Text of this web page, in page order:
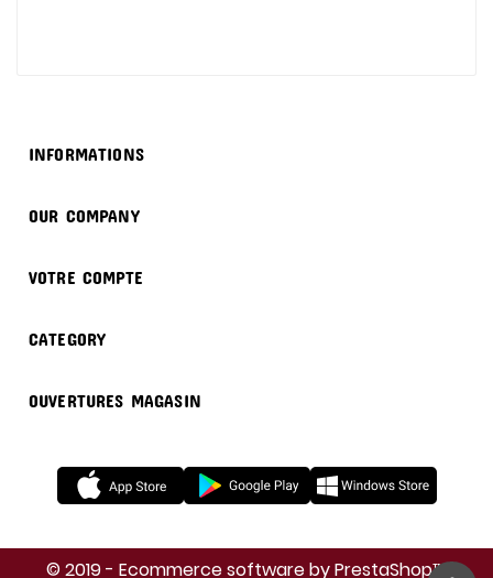
INFORMATIONS
OUR COMPANY
VOTRE COMPTE
CATEGORY
OUVERTURES MAGASIN
© 2019 - Ecommerce software by PrestaShop™